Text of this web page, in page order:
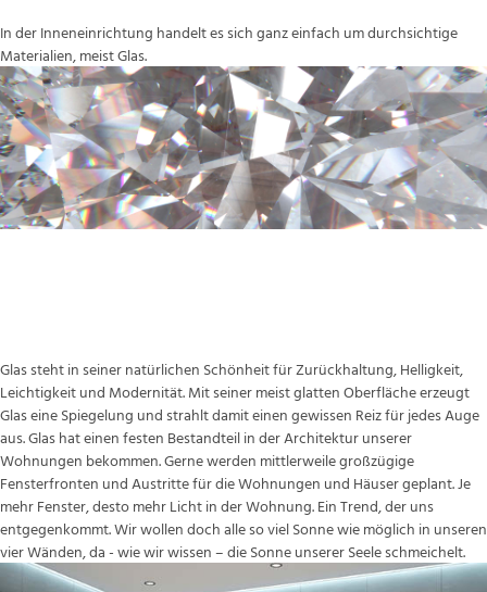
In der Inneneinrichtung handelt es sich ganz einfach um durchsichtige
Materialien, meist Glas.
Glas steht in seiner natürlichen Schönheit für Zurückhaltung, Helligkeit,
Leichtigkeit und Modernität. Mit seiner meist glatten Oberfläche erzeugt
Glas eine Spiegelung und strahlt damit einen gewissen Reiz für jedes Auge
aus. Glas hat einen festen Bestandteil in der Architektur unserer
Wohnungen bekommen. Gerne werden mittlerweile großzügige
Fensterfronten und Austritte für die Wohnungen und Häuser geplant. Je
mehr Fenster, desto mehr Licht in der Wohnung. Ein Trend, der uns
entgegenkommt. Wir wollen doch alle so viel Sonne wie möglich in unseren
vier Wänden, da - wie wir wissen – die Sonne unserer Seele schmeichelt.